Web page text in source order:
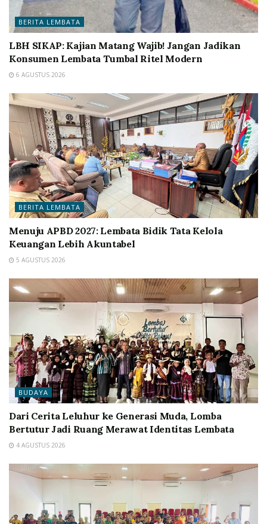
BERITA LEMBATA
LBH SIKAP: Kajian Matang Wajib! Jangan Jadikan
Konsumen Lembata Tumbal Ritel Modern
6 AGUSTUS 2026
BERITA LEMBATA
Menuju APBD 2027: Lembata Bidik Tata Kelola
Keuangan Lebih Akuntabel
5 AGUSTUS 2026
BUDAYA
Dari Cerita Leluhur ke Generasi Muda, Lomba
Bertutur Jadi Ruang Merawat Identitas Lembata
4 AGUSTUS 2026